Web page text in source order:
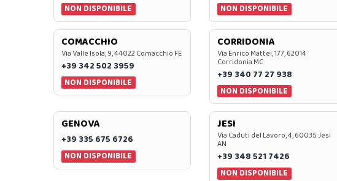
NON DISPONIBILE
NON DISPONIBILE
COMACCHIO
Via Valle Isola, 9, 44022 Comacchio FE
+39 342 502 3959
NON DISPONIBILE
CORRIDONIA
Via Enrico Mattei, 177, 62014
Corridonia MC
+39 340 77 27 938
NON DISPONIBILE
GENOVA
+39 335 675 6726
NON DISPONIBILE
JESI
Via Caduti del Lavoro, 4, 60035 Jesi
AN
+39 348 521 7426
NON DISPONIBILE